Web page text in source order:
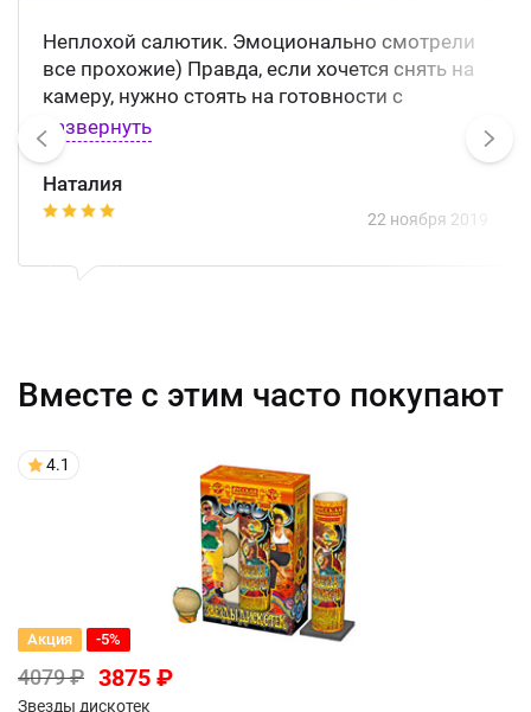
Неплохой салютик. Эмоционально смотрели
все прохожие) Правда, если хочется снять на
камеру, нужно стоять на готовности с
телефоном. 16 залпов, это не 50,
заканчивается быстро!!!
развернуть
Наталия
1 2 3 4
22 ноября 2019
Вместе с этим часто покупают
4.1
Акция -5%
4079 ₽ 3875 ₽
Звезды дискотек